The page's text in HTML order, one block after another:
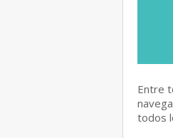
Entre
todos